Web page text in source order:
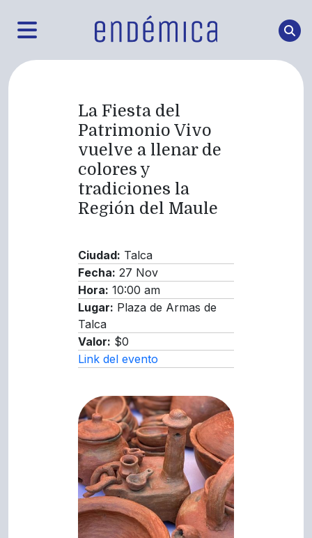
La Fiesta del
Patrimonio Vivo
vuelve a llenar de
colores y
tradiciones la
Región del Maule
Ciudad: Talca
Fecha: 27 Nov
Hora: 10:00 am
Lugar: Plaza de Armas de
Talca
Valor: $0
Link del evento